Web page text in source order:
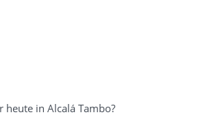
heute in Alcalá Tambo?